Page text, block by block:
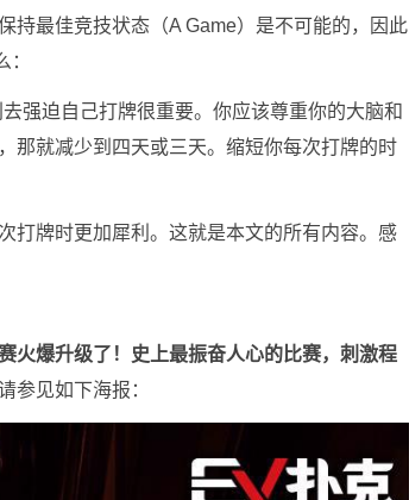
持最佳竞技状态（A Game）是不可能的，因此
强迫自己打牌很重要。你应该尊重你的大脑和
那就减少到四天或三天。缩短你每次打牌的时
打牌时更加犀利。这就是本文的所有内容。感
火爆升级了！史上最振奋人心的比赛，刺激程
参见如下海报：